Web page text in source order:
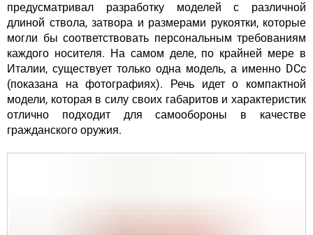
предусматривал разработку моделей с различной
длиной ствола, затвора и размерами рукоятки, которые
могли бы соответствовать персональным требованиям
каждого носителя. На самом деле, по крайней мере в
Италии, существует только одна модель, а именно DCc
(показана на фотографиях). Речь идет о компактной
модели, которая в силу своих габаритов и характеристик
отлично подходит для самообороны в качестве
гражданского оружия.